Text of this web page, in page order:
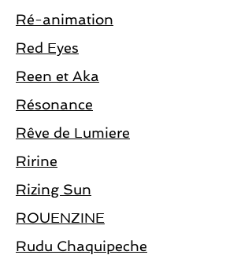
Ré-animation
Red Eyes
Reen et Aka
Résonance
Rêve de Lumiere
Ririne
Rizing Sun
ROUENZINE
Rudu Chaquipeche